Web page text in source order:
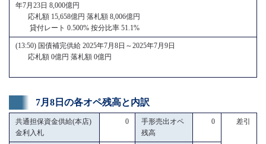
年7月23日 8,000億円
応札額 15,658億円 落札額 8,006億円
貸付レート 0.500% 按分比率 51.1%
(13:50) 国債補完供給 2025年7月8日～2025年7月9日
応札額 0億円 落札額 0億円
7月8日の各オペ残高と内訳
共通担保資金供給(本店)
金利入札
0
手形売出オペ
残高
0 差引